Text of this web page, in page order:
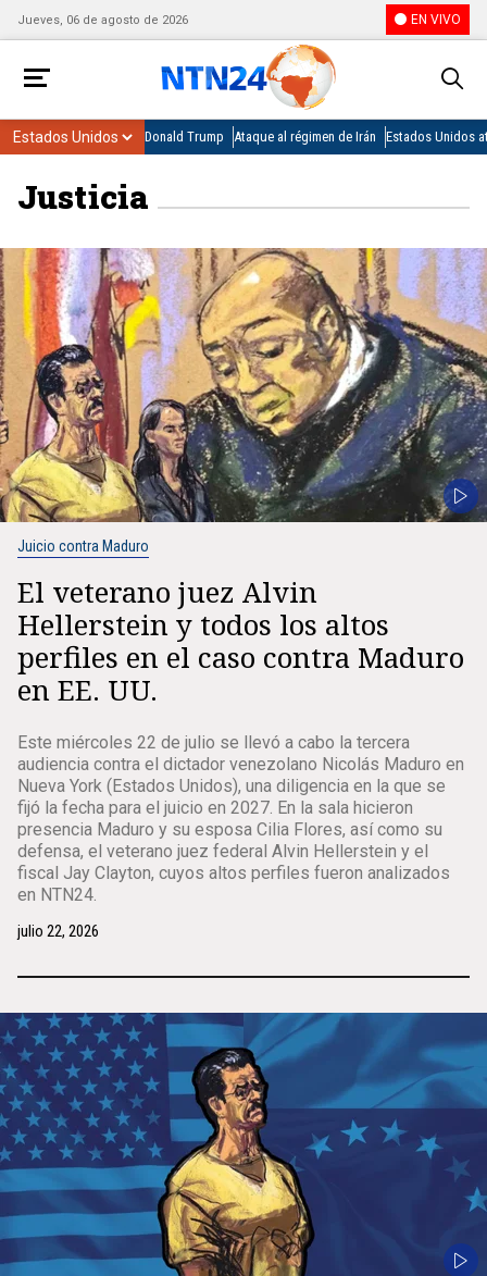
Jueves, 06 de agosto de 2026 EN VIVO
Donald Trump Ataque al régimen de Irán Estados Unidos
Justicia
Juicio contra Maduro
El veterano juez Alvin
Hellerstein y todos los altos
perfiles en el caso contra Maduro
en EE. UU.
Este miércoles 22 de julio se llevó a cabo la tercera
audiencia contra el dictador venezolano Nicolás Maduro en
Nueva York (Estados Unidos), una diligencia en la que se
fijó la fecha para el juicio en 2027. En la sala hicieron
presencia Maduro y su esposa Cilia Flores, así como su
defensa, el veterano juez federal Alvin Hellerstein y el
fiscal Jay Clayton, cuyos altos perfiles fueron analizados
en NTN24.
julio 22, 2026